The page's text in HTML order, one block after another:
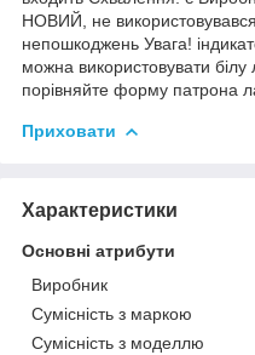
НОВИЙ, не
непошкоджень Увага!
можна використовувати
порівняйте форму патрона
Приховати
Характеристики
Основні атрибути
Виробник
Сумісність з маркою
Сумісність з моделлю